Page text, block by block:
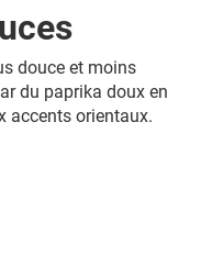
douce et moins
du paprika doux en
accents orientaux.